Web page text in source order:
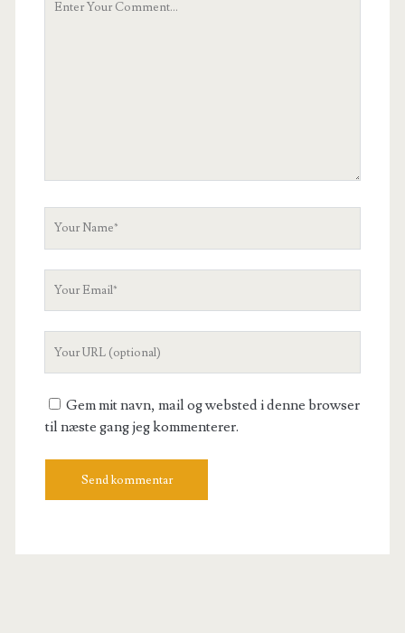
Gem mit navn, mail og websted i denne browser
til næste gang jeg kommenterer.